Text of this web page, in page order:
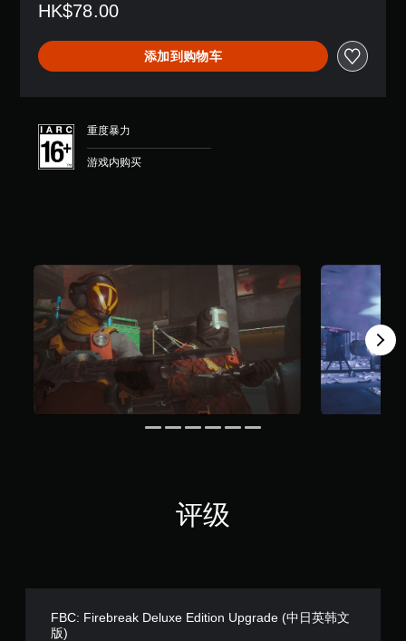
价
.
7
（
满
5
个
价
）
HK$78.00
添加到购物车
重度暴力
游戏内购买
评级
FBC: Firebreak Deluxe Edition Upgrade (中日英韩文
版)